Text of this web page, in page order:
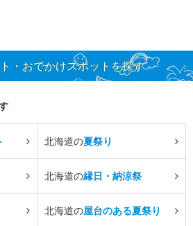
・おでかけスポットを探す
北海道の夏祭り
北海道の縁日・納涼祭
北海道の屋台のある夏祭り